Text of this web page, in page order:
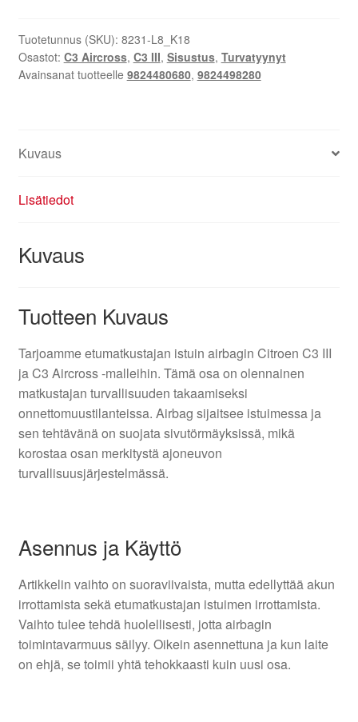
Tuotetunnus (SKU): 8231-L8_K18
Osastot: C3 Aircross, C3 III, Sisustus, Turvatyynyt
Avainsanat tuotteelle 9824480680, 9824498280
Kuvaus
Lisätiedot
Kuvaus
Tuotteen Kuvaus
Tarjoamme etumatkustajan istuin airbagin Citroen C3 III
ja C3 Aircross -malleihin. Tämä osa on olennainen
matkustajan turvallisuuden takaamiseksi
onnettomuustilanteissa. Airbag sijaitsee istuimessa ja
sen tehtävänä on suojata sivutörmäyksissä, mikä
korostaa osan merkitystä ajoneuvon
turvallisuusjärjestelmässä.
Asennus ja Käyttö
Artikkelin vaihto on suoraviivaista, mutta edellyttää akun
irrottamista sekä etumatkustajan istuimen irrottamista.
Vaihto tulee tehdä huolellisesti, jotta airbagin
toimintavarmuus säilyy. Oikein asennettuna ja kun laite
on ehjä, se toimii yhtä tehokkaasti kuin uusi osa.